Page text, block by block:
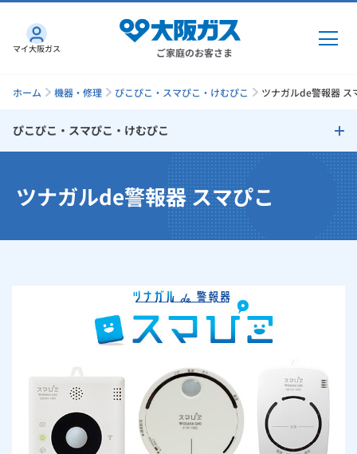
ご家庭のお客さま
ガス・電気トップ
GAS得プラン
一般料金
「大阪ガスの都市ガス」への切り替えについて
トップ
「大阪ガスの電気」が選ばれる理由
電気料金メニュー
ガスと電気の
使用開始
の申込
ガスと電気の
使用中止 の申込
インターネット
さすガねっとのメリット
料金プラン
工事・開通までの流れ
通信速度測定
キッチン
ガスコンロ
バス・洗面
修理
故障診断
定額サービス
くらしのサービス
リフォーム・リノベーション
リフォーム・リノベーション トップ
安心・安全
お手続き一覧
お客さまサポート
ショールーム Daigasコラム
マイ大阪ガス
ホーム 機器・修理 ぴこぴこ・スマぴこ・けむぴこ ツナガルde警報器 ス
ぴこぴこ・スマぴこ・けむぴこ
ツナガルde警報器 スマぴこ紹介ムービー集
ご利用のお客さまへのアンケート結果
ツナガルde警報器 スマぴこ